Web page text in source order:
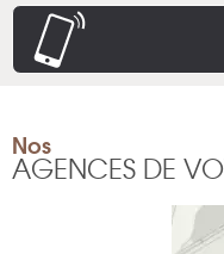
Nos
AGENCES DE